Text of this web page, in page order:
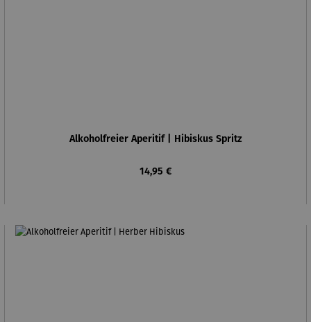
Alkoholfreier Aperitif | Hibiskus Spritz
Regulärer Preis:
14,95 €